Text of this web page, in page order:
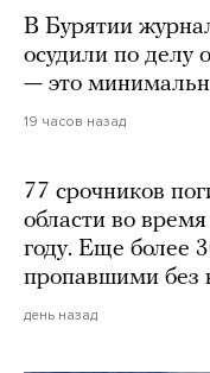
В Бурятии
осудили по делу
— это
19 часов назад
77 срочников
области во
году. Еще более
пропавшими без
день назад